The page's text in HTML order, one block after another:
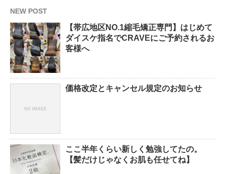
NEW POST
【帯広地区NO.1縮毛矯正専門】はじめて
ダイスケ指名でCRAVEにご予約されるお
客様へ
価格改定とキャンセル規定のお知らせ
ここ半年くらい新しく勉強してたの。
【髪だけじゃなくお肌も任せてね】